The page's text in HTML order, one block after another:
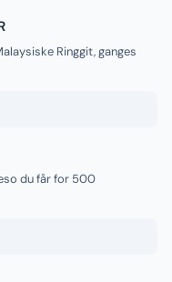
Ringgit, ganges
du får for 500